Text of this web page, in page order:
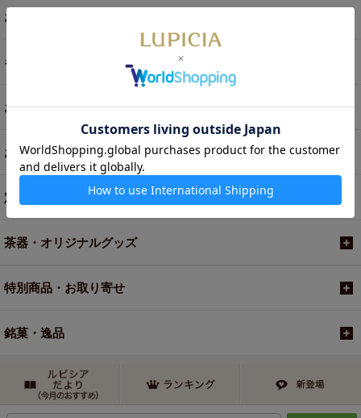
お茶
ギフト
お菓子・食品・飲料
お買い得商品
定期便
茶器・オリジナルグッズ
特別商品・お取り寄せ
銘菓・逸品